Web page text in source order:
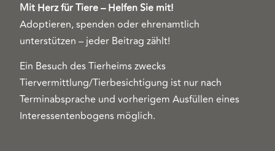
Mit Herz für Tiere – Helfen Sie mit!
Adoptieren, spenden oder ehrenamtlich
unterstützen – jeder Beitrag zählt!
Ein Besuch des Tierheims zwecks
Tiervermittlung/Tierbesichtigung ist nur nach
Terminabsprache und vorherigem Ausfüllen eines
Interessentenbogens möglich.